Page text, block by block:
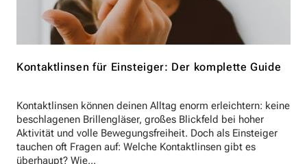
Kontaktlinsen für Einsteiger: Der komplette Guide
Kontaktlinsen können deinen Alltag enorm erleichtern: keine
beschlagenen Brillengläser, großes Blickfeld bei hoher
Aktivität und volle Bewegungsfreiheit. Doch als Einsteiger
tauchen oft Fragen auf: Welche Kontaktlinsen gibt es
überhaupt? Wie...